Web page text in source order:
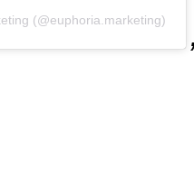
(@euphoria.marketing)